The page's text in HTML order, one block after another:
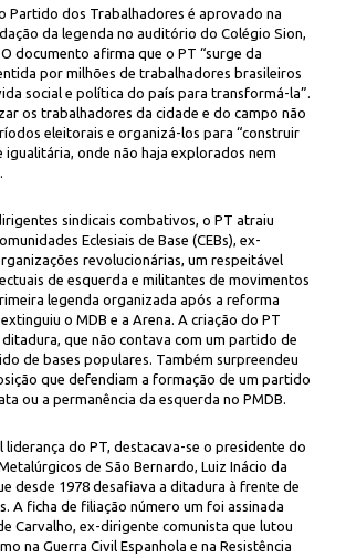
Partido dos Trabalhadores é aprovado na
da legenda no auditório do Colégio Sion,
documento afirma que o PT “surge da
por milhões de trabalhadores brasileiros
social e política do país para transformá-la”.
os trabalhadores da cidade e do campo não
eleitorais e organizá-los para “construir
igualitária, onde não haja explorados nem
sindicais combativos, o PT atraiu
Eclesiais de Base (CEBs), ex-
revolucionárias, um respeitável
de esquerda e militantes de movimentos
legenda organizada após a reforma
o MDB e a Arena. A criação do PT
que não contava com um partido de
de bases populares. Também surpreendeu
que defendiam a formação de um partido
ou a permanência da esquerda no PMDB.
liderança do PT, destacava-se o presidente do
de São Bernardo, Luiz Inácio da
desde 1978 desafiava a ditadura à frente de
A ficha de filiação número um foi assinada
Carvalho, ex-dirigente comunista que lutou
na Guerra Civil Espanhola e na Resistência